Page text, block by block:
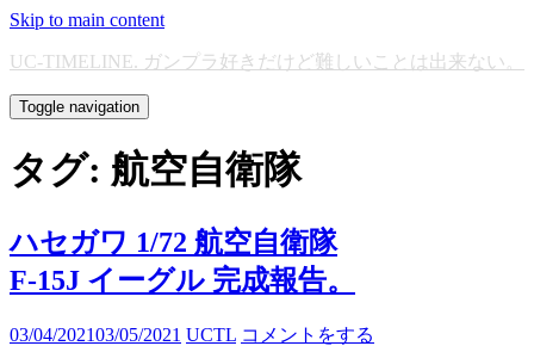
Skip to main content
UC-TIMELINE. ガンプラ好きだけど難しいことは出来ない。
Toggle navigation
タグ: 航空自衛隊
ハセガワ 1/72 航空自衛隊
F-15J イーグル 完成報告。
03/04/202103/05/2021 UCTL コメントをする